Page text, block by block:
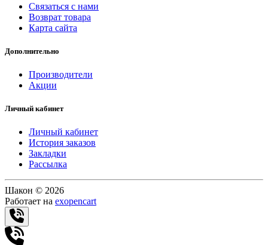
Связаться с нами
Возврат товара
Карта сайта
Дополнительно
Производители
Акции
Личный кабинет
Личный кабинет
История заказов
Закладки
Рассылка
Шакон © 2026
Работает на exopencart